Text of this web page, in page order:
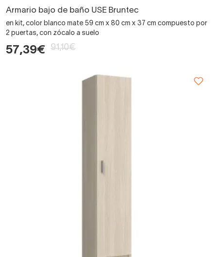
Armario bajo de baño USE Bruntec
en kit, color blanco mate 59 cm x 80 cm x 37 cm compuesto por
2 puertas, con zócalo a suelo
57,39€ 91,10€